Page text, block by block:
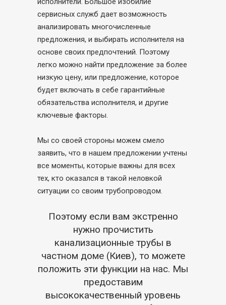
сервисных служб дает возможность
анализировать многочисленные
предложения, и выбирать исполнителя на
основе своих предпочтений. Поэтому
легко можно найти предложение за более
низкую цену, или предложение, которое
будет включать в себе гарантийные
обязательства исполнителя, и другие
ключевые факторы.
Мы со своей стороны можем смело
заявить, что в нашем предложении учтены
все моменты, которые важны для всех
тех, кто оказался в такой неловкой
ситуации со своим трубопроводом.
Поэтому если вам экстренно
нужно прочистить
канализационные трубы в
частном доме (Киев), то можете
положить эти функции на нас. Мы
предоставим
высококачественный уровень